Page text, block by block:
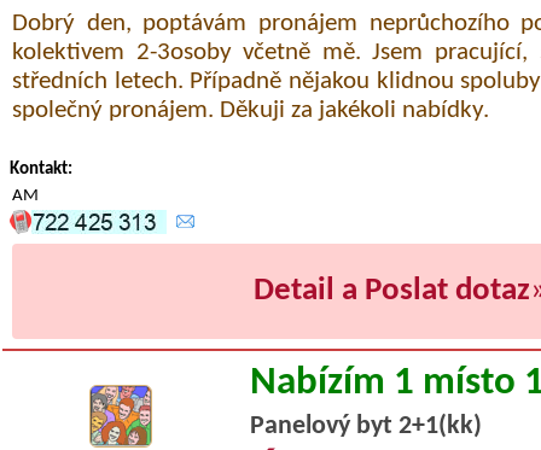
Dobrý den, poptávám pronájem neprůchozího
kolektivem 2-3osoby včetně mě. Jsem
středních letech. Případně nějakou klidnou
společný pronájem. Děkuji za jakékoli nabídky.
Kontakt:
AM
Detail a Poslat dotaz
Nabízím 1 místo
Panelový byt 2+1(kk)